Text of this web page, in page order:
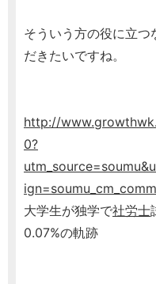
そういう方の役に立つ
だきたいですね。
http://
0?
大学生が独学で社労士
0.07%の軌跡